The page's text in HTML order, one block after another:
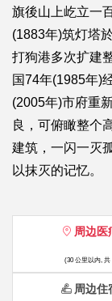
旗後山上屹立一
(1883年)筑灯塔
打狗港多次扩建
国74年(1985年)
(2005年)市府重
良，可俯瞰整个
建筑，一闪一灭
以抹灭的记忆。
周边医
(30 公里以内, 共
周边住